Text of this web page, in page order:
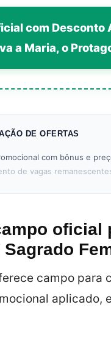
com
a Maria, o
DE OFERTAS
com bônus e
de vagas
oficial
campo para
aplicado,